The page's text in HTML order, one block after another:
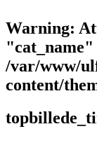
Warning:
/var/www/
content/